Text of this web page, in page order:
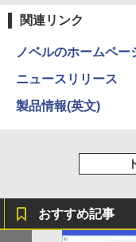
3
3
4
軽
￥
￥
み
￥
関連リンク
ノベルのホームペー
ニュースリリース
製品情報(英文)
おすすめ記事